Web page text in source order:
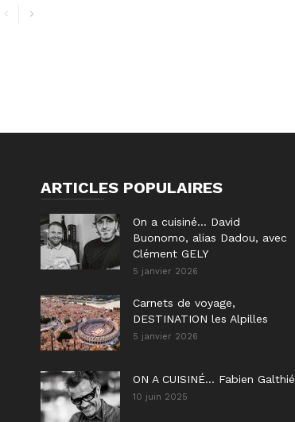
ARTICLES POPULAIRES
On a cuisiné… David
Buonomo, alias Dadou, avec
Clément GELY
5 janvier 2026
Carnets de voyage,
DESTINATION les Alpilles
5 janvier 2026
ON A CUISINÉ… Fabien Galthié
10 juin 2025